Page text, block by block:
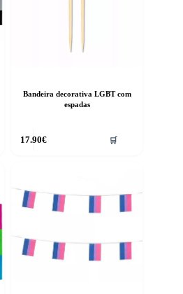
Bandeira decorativa LGBT com
espadas
17.90€ 🛒